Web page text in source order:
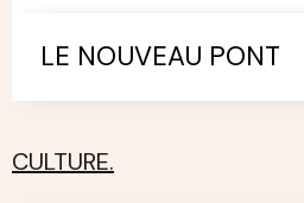
LE NOUVEAU PONT
CULTURE.